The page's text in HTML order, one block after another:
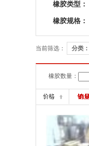
橡胶类型：
橡胶规格：
当前筛选： 分类：
橡胶数量：